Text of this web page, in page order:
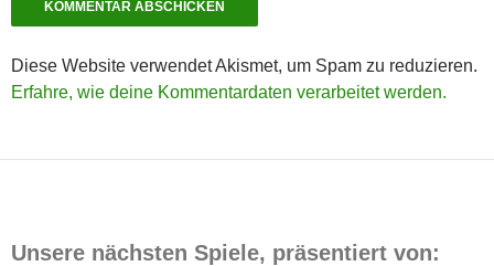
Diese Website verwendet Akismet, um Spam zu reduzieren.
Erfahre, wie deine Kommentardaten verarbeitet werden.
Unsere nächsten Spiele, präsentiert von: